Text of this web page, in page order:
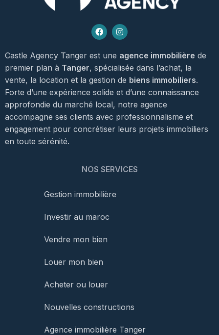
Castle Agency Tanger est une agence immobilière de
premier plan à Tanger, spécialisée dans l’achat, la
vente, la location et la gestion de biens immobiliers.
Forte d’une expérience solide et d’une connaissance
approfondie du marché local, notre agence
accompagne ses clients avec professionnalisme et
engagement pour concrétiser leurs projets immobiliers
en toute sérénité.
NOS SERVICES
Gestion immobilière
Investir au maroc
Vendre mon bien
Louer mon bien
Acheter ou louer
Nouvelles constructions
Agence immobilière Tanger